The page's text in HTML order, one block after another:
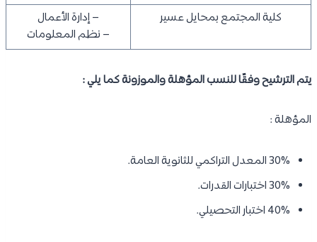
كلية المجتمع بمحايل عسير
– إدارة الأعمال
– نظم المعلومات
يتم الترشيح وفقًا للنسب المؤهلة والموزونة كما يلي :
المؤهلة :
30% المعدل التراكمي للثانوية العامة.
30% اختبارات القدرات.
40% اختبار التحصيلي.